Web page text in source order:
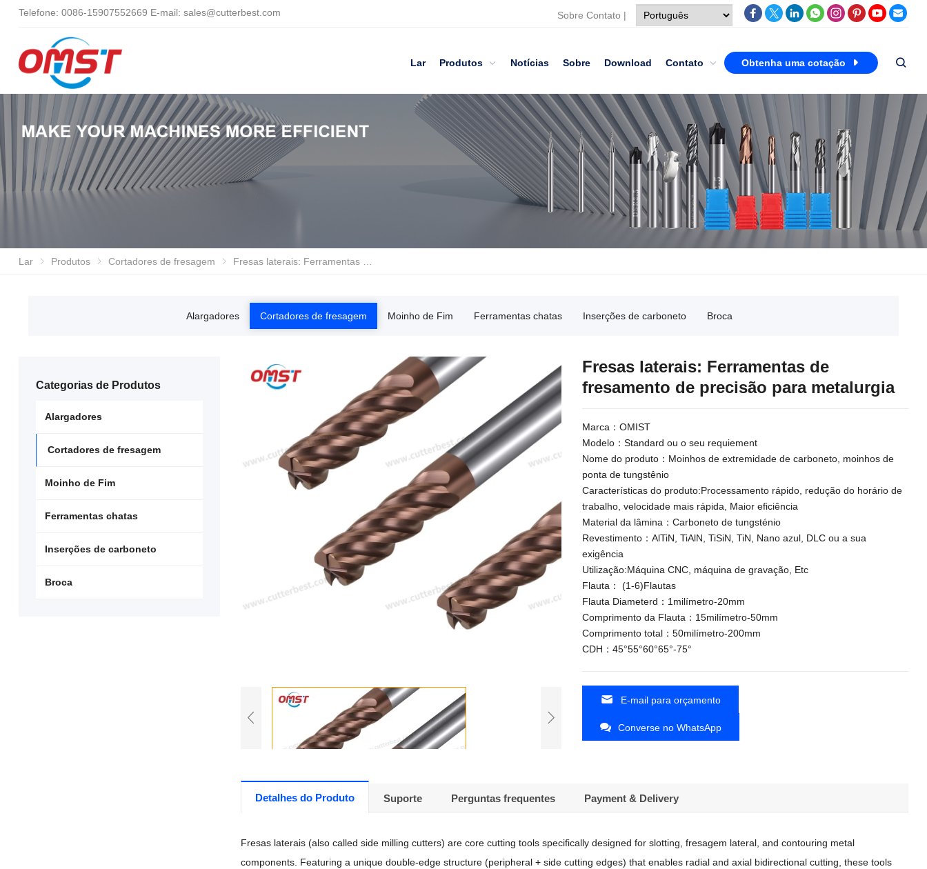
Telefone: 0086-15907552669 E-mail: sales@cutterbest.com Sobre Contato |
Lar Produtos Notícias Sobre Download Contato Obtenha uma cotação
Lar Produtos Cortadores de fresagem Fresas laterais: Ferramentas de fresamento de precisão para metalurgia
Alargadores Cortadores de fresagem Moinho de Fim Ferramentas chatas Inserções de carboneto Broca
Fresas laterais: Ferramentas de
fresamento de precisão para metalurgia
Marca：OMIST
Modelo：Standard ou o seu requiement
Nome do produto：Moinhos de extremidade de carboneto, moinhos de
ponta de tungstênio
Características do produto:Processamento rápido, redução do horário de
trabalho, velocidade mais rápida, Maior eficiência
Material da lâmina：Carboneto de tungsténio
Revestimento：AlTiN, TiAlN, TiSiN, TiN, Nano azul, DLC ou a sua
exigência
Utilização:Máquina CNC, máquina de gravação, Etc
Flauta： (1-6)Flautas
Flauta Diameterd：1milímetro-20mm
Comprimento da Flauta：15milímetro-50mm
Comprimento total：50milímetro-200mm
CDH：45°55°60°65°-75°
E-mail para orçamento
Converse no WhatsApp
Detalhes do Produto Suporte Perguntas frequentes Payment & Delivery
Fresas laterais (also called side milling cutters)are core cutting tools specifically designed for slotting, fresagem lateral,and contouring metal
components. Featuring a unique double-edge structure (peripheral +side cutting edges)that enables radial and axial bidirectional cutting,these tools
Categorias de Produtos
Alargadores
Cortadores de fresagem
Moinho de Fim
Ferramentas chatas
Inserções de carboneto
Broca